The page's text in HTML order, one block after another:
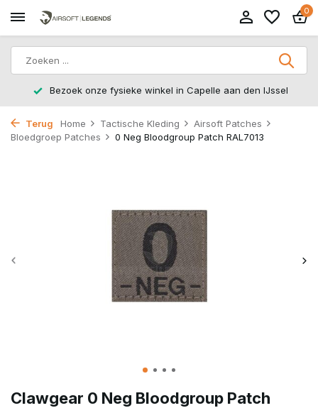
0
Bezoek onze fysieke winkel in Capelle aan den IJssel
Terug Home Tactische Kleding
Airsoft Patches
Bloedgroep Patches
0 Neg Bloodgroup Patch RAL7013
Clawgear 0 Neg Bloodgroup Patch